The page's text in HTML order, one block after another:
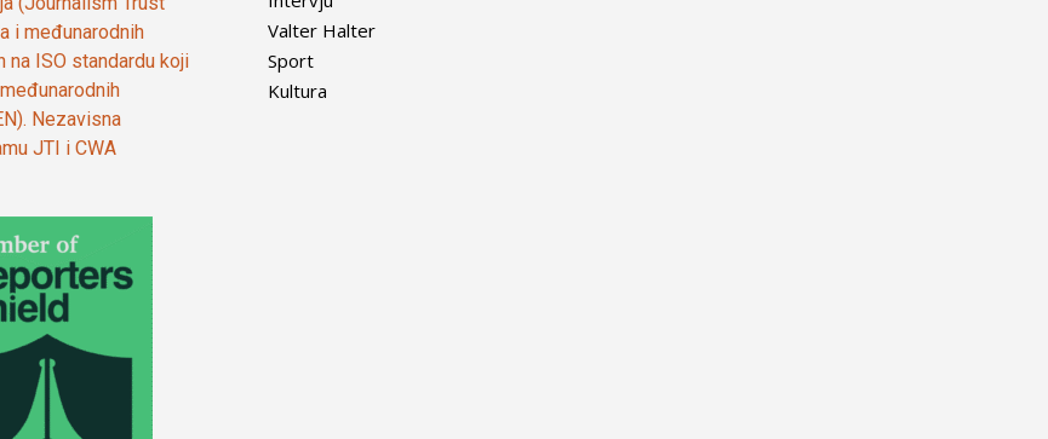
i međunarodnih
ISO standardu koji
Nezavisna
JTI i CWA
Valter Halter
Sport
Kultura